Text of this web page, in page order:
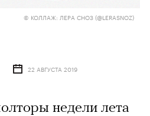
© КОЛЛАЖ: ЛЕРА СНОЗ (@LERASNOZ)
22 АВГУСТА 2019
недели лета